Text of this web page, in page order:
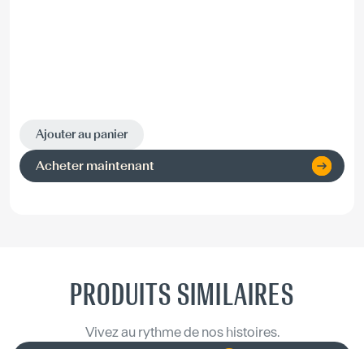
Ajouter au panier
Acheter maintenant
PRODUITS SIMILAIRES
Vivez au rythme de nos histoires.